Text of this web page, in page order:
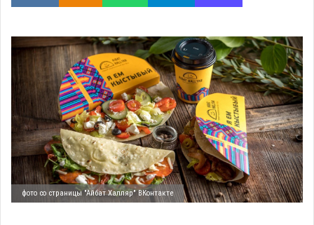
фото со страницы "Айбат Халляр" ВКонтакте